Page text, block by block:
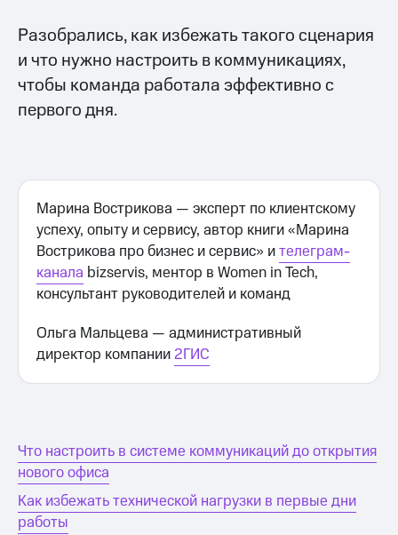
Разобрались, как избежать такого сценария
и что нужно настроить в коммуникациях,
чтобы команда работала эффективно с
первого дня.
Марина Вострикова — эксперт по клиентскому
успеху, опыту и сервису, автор книги «Марина
Вострикова про бизнес и сервис» ителеграм-
канала bizservis, ментор в Women in Tech,
консультант руководителей и команд
Ольга Мальцева — административный
директор компании2ГИС
Что настроить в системе коммуникаций до открытия
нового офиса
Как избежать технической нагрузки в первые дни
работы